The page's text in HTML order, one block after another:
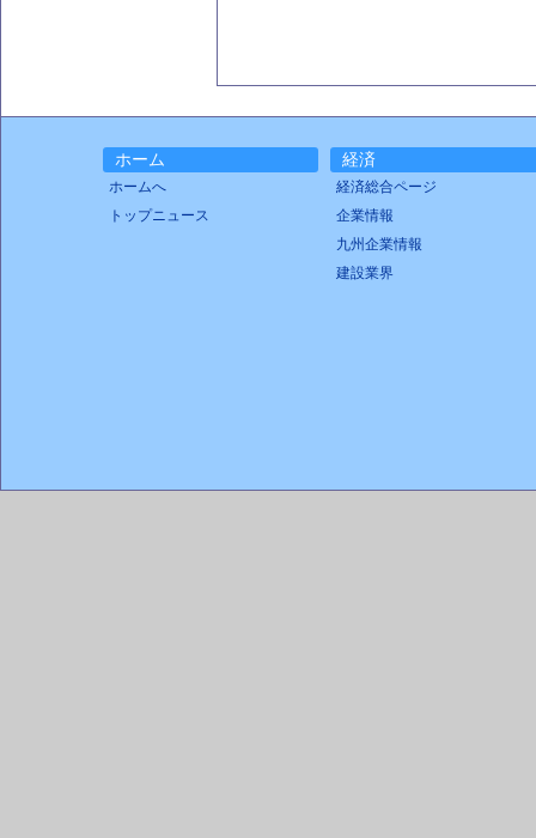
ホーム
ホームへ
トップニュース
経済
経済総合ページ
企業情報
九州企業情報
建設業界